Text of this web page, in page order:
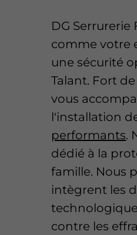
DG
comme votre
une sécurité
Talant. Fort
vous
l'installation
performants.
dédié à la
famille. Nous
intègrent les
contre les